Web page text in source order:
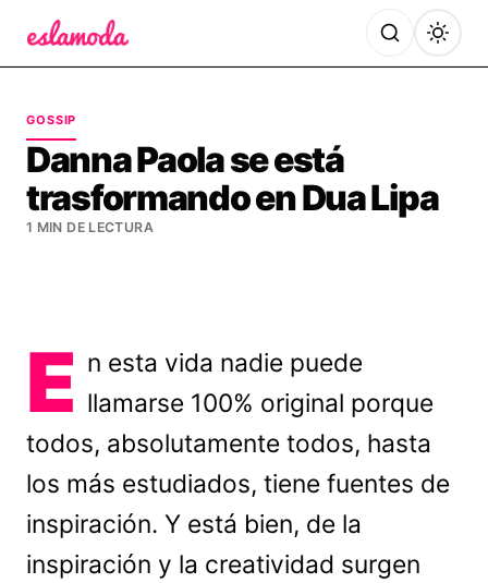
GOSSIP
Danna Paola se está
trasformando en Dua Lipa
1 MIN DE LECTURA
E n esta vida nadie puede
llamarse 100% original porque
todos, absolutamente todos, hasta
los más estudiados, tiene fuentes de
inspiración. Y está bien, de la
inspiración y la creatividad surgen